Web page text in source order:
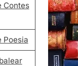
Contes
Poesia